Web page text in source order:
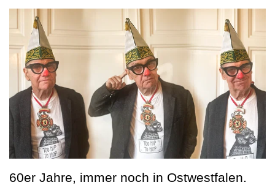
60er Jahre, immer noch in Ostwestfalen.